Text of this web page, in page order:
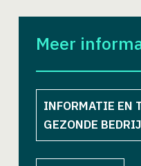
Meer
INFORMATIE EN
GEZONDE